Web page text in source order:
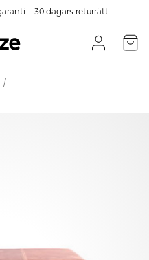
– 30 dagars returrätt